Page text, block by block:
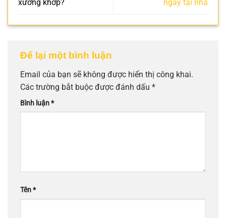
xương khớp? ngay tại nhà
Để lại một bình luận
Email của bạn sẽ không được hiển thị công khai.
Các trường bắt buộc được đánh dấu *
Bình luận*
Tên*